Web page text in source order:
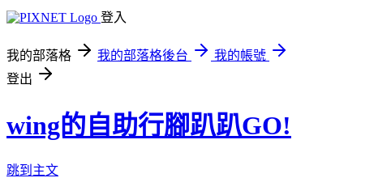
登入
我的部落格 我的部落格後台
我的帳號
登出
wing的自助行腳趴趴GO!
跳到主文